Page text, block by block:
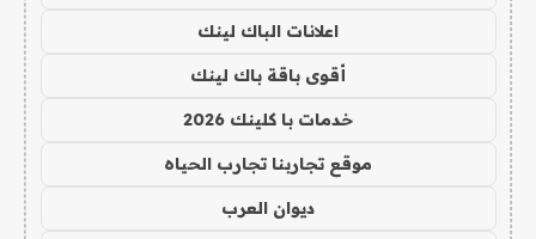
اعلانات الباك لينك
أقوى باقة باك لينك
خدمات با كلينك 2026
موقع تجاربنا تجارب الحياه
ديوان العرب